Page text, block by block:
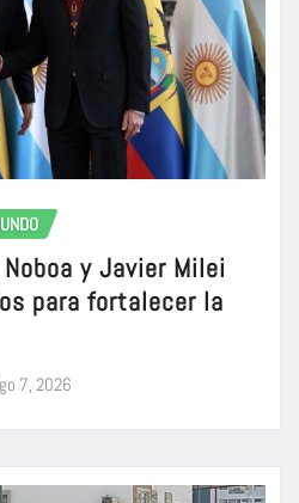
Noboa y Javier Milei
para fortalecer la
7, 2026